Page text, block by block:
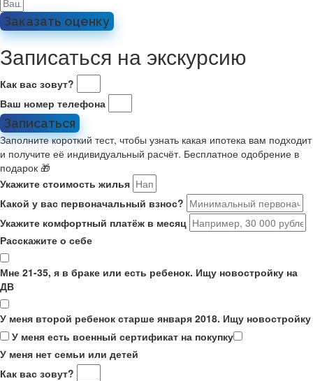
Заказать оценку
Записаться на экскурсию
Как вас зовут?
Ваш номер телефона
Записаться
Заполните короткий тест, чтобы узнать какая ипотека вам подходит
и получите её индивидуальный расчёт. Бесплатное одобрение в
подарок 🎁
Укажите стоимость жилья
Какой у вас первоначальный взнос?
Укажите комфортный платёж в месяц
Расскажите о себе
Мне 21-35, я в браке или есть ребенок. Ищу новостройку на
ДВ
У меня второй ребенок старше января 2018. Ищу новостройку
У меня есть военный сертификат на покупку
У меня нет семьи или детей
Как вас зовут?